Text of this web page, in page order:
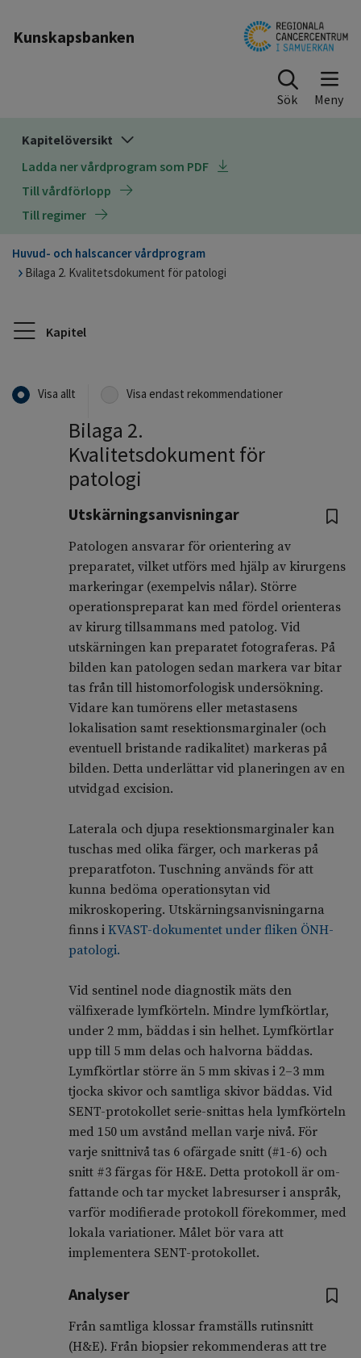
Kunskapsbanken
Sök
Kapitelöversikt
Ladda ner vårdprogram som PDF
Till vårdförlopp
Till regimer
Huvud- och halscancer vårdprogram
Bilaga 2. Kvalitetsdokument för patologi
Kapitel
Visa allt Visa endast rekommendationer
Bilaga 2.
Kvalitetsdokument för
patologi
Utskärningsanvisningar
Patologen ansvarar för orientering av
preparatet, vilket utförs med hjälp av kirurgens
markeringar (exempelvis nålar). Större
operationspreparat kan med fördel orienteras
av kirurg tillsammans med patolog. Vid
utskärningen kan preparatet fotograferas. På
bilden kan patologen sedan markera var bitar
tas från till histo­morfologisk undersökning.
Vidare kan tumörens eller metastasens
lokalisation samt resektionsmarginaler (och
eventuell bristande radikalitet) markeras på
bilden. Detta underlättar vid planeringen av en
utvidgad excision.
Laterala och djupa resektionsmarginaler kan
tuschas med olika färger, och markeras på
preparatfoton. Tuschning används för att
kunna bedöma opera­tions­­ytan vid
mikroskopering. Utskärningsanvisningarna
finns i KVAST-dokumentet under fliken ÖNH-
patologi.
Vid sentinel node diagnostik mäts den
välfixerade lymfkörteln. Mindre lymf­körtlar,
under 2 mm, bäddas i sin helhet. Lymfkörtlar
upp till 5 mm delas och halvorna bäddas.
Lymfkörtlar större än 5 mm skivas i 2‍–‍3 mm
tjocka skivor och samtliga skivor bäddas. Vid
SENT-protokollet serie-snittas hela lymf­körteln
med 150 um avstånd mellan varje nivå. För
varje snittnivå tas 6 ofärgade snitt (#1-6) och
snitt #3 färgas för H&E. Detta protokoll är om­
fattande och tar mycket labresurser i anspråk,
varför modifierade protokoll förekommer, med
lokala variationer. Målet bör vara att
implementera SENT-protokollet.
Analyser
Från samtliga klossar framställs rutinsnitt
(H&E). Från biopsier rekommen­deras att tre